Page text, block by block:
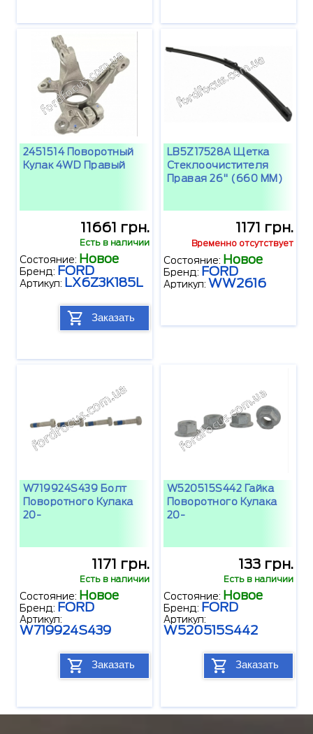
2451514 Поворотный
Кулак 4WD Правый
11661 грн.
Есть в наличии
Состояние: Новое
Бренд: FORD
Артикул: LX6Z3K185L
Заказать
LB5Z17528A Щетка
Стеклоочистителя
Правая 26" (660 MM)
1171 грн.
Временно отсутствует
Состояние: Новое
Бренд: FORD
Артикул: WW2616
W719924S439 Болт
Поворотного Кулака
20-
1171 грн.
Есть в наличии
Состояние: Новое
Бренд: FORD
Артикул:
W719924S439
Заказать
W520515S442 Гайка
Поворотного Кулака
20-
133 грн.
Есть в наличии
Состояние: Новое
Бренд: FORD
Артикул:
W520515S442
Заказать